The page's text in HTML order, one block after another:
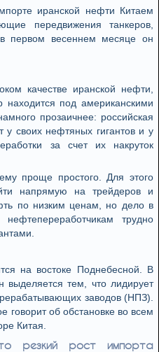
иранской нефти Китаем
передвижения танкеров,
первом весеннем месяце он
качестве иранской нефти,
под американскими
прозаичнее: российская
у своих нефтяных гигантов и у
за счет их накруток
проще простого. Для этого
напрямую на трейдеров и
по низким ценам, но дело в
трудно
на востоке Поднебесной. В
тем, что лидирует
заводов (НПЗ).
говорит об обстановке во всем
Китая.
резкий рост импорта